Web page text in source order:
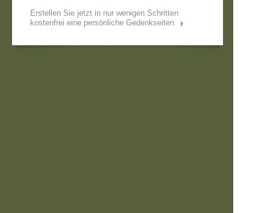
Erstellen Sie jetzt in nur wenigen Schritten
kostenfrei eine persönliche Gedenkseiten